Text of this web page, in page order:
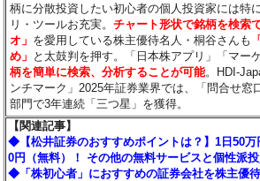
柄に分散投資したい初心者の個人投資家には特
リ・ツールお充実。チャート形状で銘柄を検索
オ」 を愛用している株主優待名人・桐谷さんも
め」 と太鼓判を押す。「日本株アプリ」「マー
柄を簡単に検索、分析することが可能。HDI-
ンチマーク」2025年証券業界では、「問合せ窓
部門で3年連続「三つ星」を獲得。
【関連記事】
◆【松井証券のおすすめポイントは？】1日50
0円（無料）！ その他の無料サービスと個性派
◆「株初心者」におすすめの証券会社を株主優